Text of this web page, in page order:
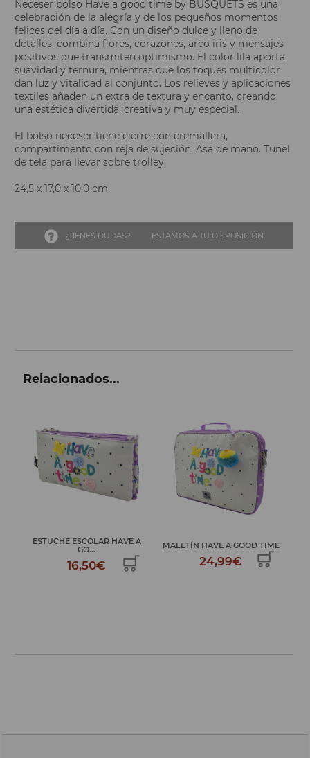
Neceser bolso Have a good time by BUSQUETS es una
celebración de la alegría y de los pequeños momentos
felices del día a día. Con un diseño dulce y lleno de
detalles, combina flores, corazones, arco iris y mensajes
positivos que transmiten optimismo. El color lila aporta
suavidad y ternura, mientras que los toques multicolor
dan luz y vitalidad al conjunto. Los relieves y aplicaciones
textiles añaden un extra de textura y encanto, creando
una estética divertida, creativa y muy especial.
El bolso neceser tiene cierre con cremallera,
compartimento con reja de sujeción. Asa de mano. Tunel
de tela para llevar sobre trolley.
24,5 x 17,0 x 10,0 cm.
¿TIENES DUDAS? ESTAMOS A TU DISPOSICIÓN
Relacionados...
MALETÍN HAVE A GOOD TIME
24,99€
PLUMIER 2 PISOS HAVE A GO...
34,99€